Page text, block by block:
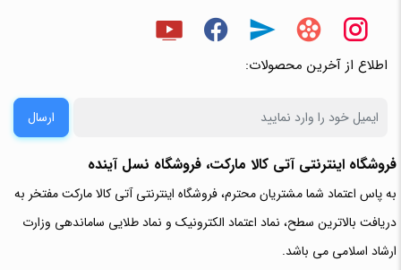
اطلاع از آخرین محصولات:
ارسال
فروشگاه اینترنتی آتی‌ کالا مارکت، فروشگاه نسل آینده
به پاس اعتماد شما مشتریان محترم، فروشگاه اینترنتی آتی کالا مارکت مفتخر به
دریافت بالاترین سطح، نماد اعتماد الکترونیک و نماد طلایی ساماندهی وزارت
ارشاد اسلامی می باشد.